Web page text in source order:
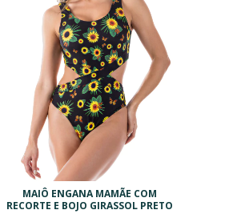
MAIÔ ENGANA MAMÃE COM
RECORTE E BOJO GIRASSOL PRETO